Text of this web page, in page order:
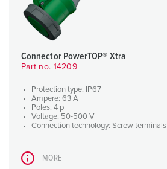
Connector PowerTOP® Xtra
Part no. 14209
Protection type: IP67
Ampere: 63 A
Poles: 4 p
Voltage: 50-500 V
Connection technology: Screw terminals
MORE